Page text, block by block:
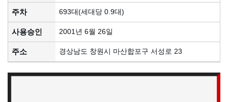
주차 693대(세대당 0.9대)
사용승인 2001년 6월 26일
주소 경상남도 창원시 마산합포구 서성로 23